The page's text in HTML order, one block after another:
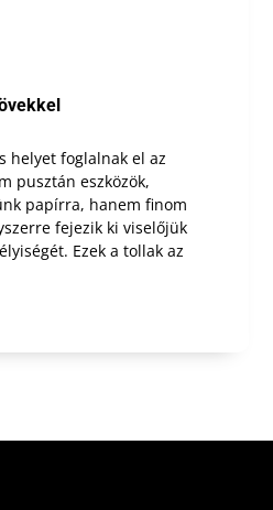
helyet foglalnak el az
pusztán eszközök,
papírra, hanem finom
fejezik ki viselőjük
Ezek a tollak az